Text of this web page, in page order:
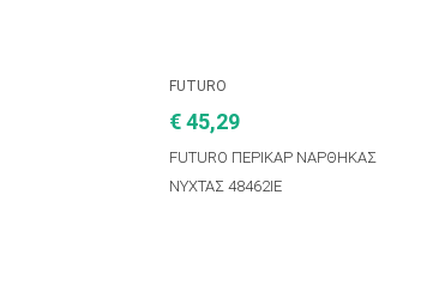
FUTURO
€ 45,29
FUTURO ΠΕΡΙΚΑΡ ΝΑΡΘΗΚΑΣ
ΝΥΧΤΑΣ 48462IE